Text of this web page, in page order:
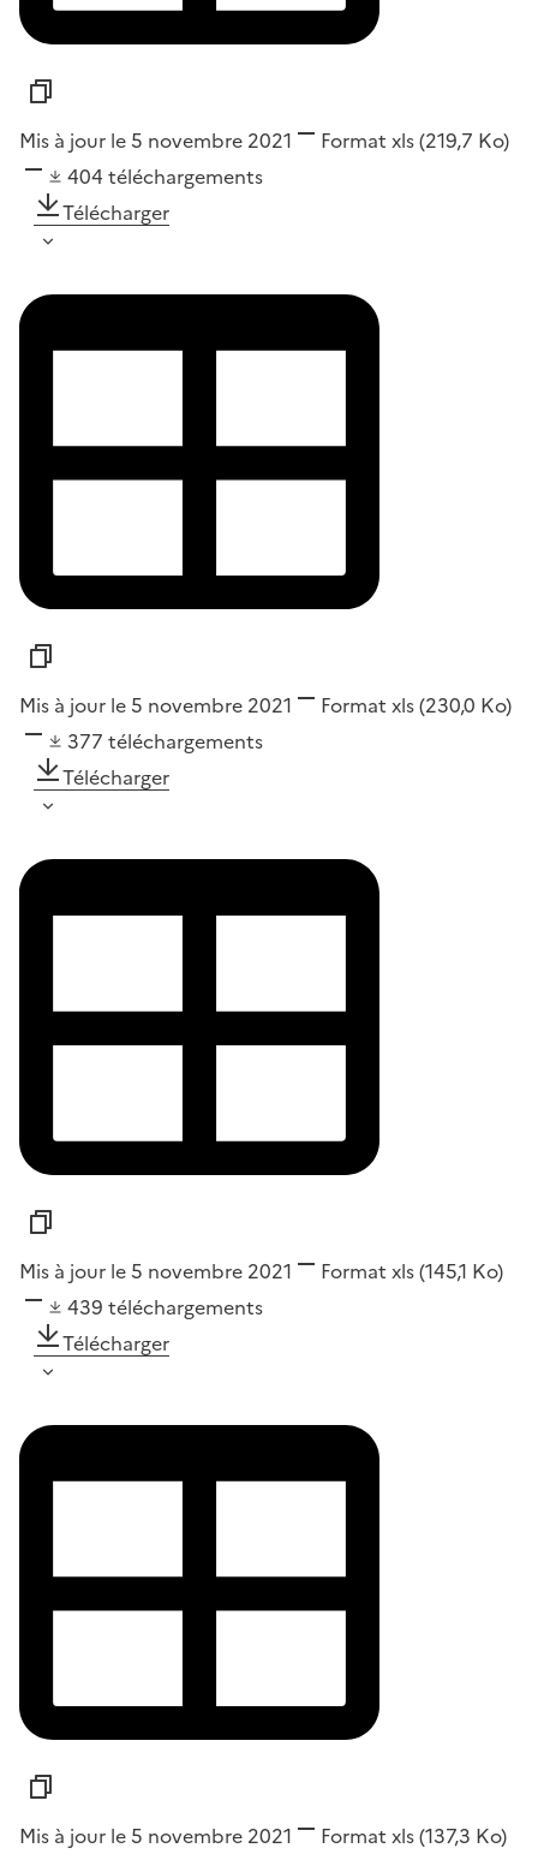
Mis à jour le 5 novembre 2021 Format xls(219,7 Ko)
404 téléchargements
Télécharger
Mis à jour le 5 novembre 2021 Format xls(230,0 Ko)
377 téléchargements
Télécharger
Mis à jour le 5 novembre 2021 Format xls(145,1 Ko)
439 téléchargements
Télécharger
Mis à jour le 5 novembre 2021 Format xls(137,3 Ko)